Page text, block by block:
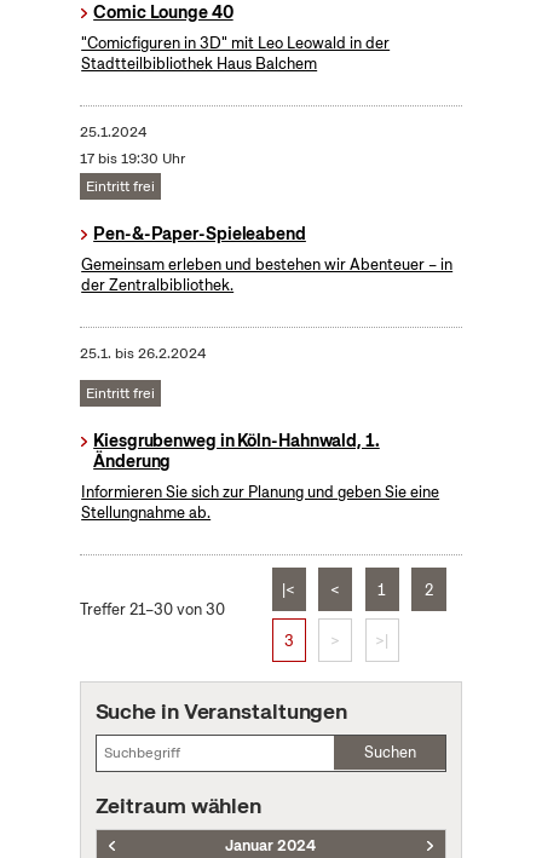
Comic Lounge 40
"Comicfiguren in 3D" mit Leo Leowald in der
Stadtteilbibliothek Haus Balchem
25.1.2024
17 bis 19:30 Uhr
Eintritt frei
Pen-&-Paper-Spieleabend
Gemeinsam erleben und bestehen wir Abenteuer – in
der Zentralbibliothek.
25.1. bis26.2.2024
Eintritt frei
Kiesgrubenweg in Köln-Hahnwald, 1.
Änderung
Informieren Sie sich zur Planung und geben Sie eine
Stellungnahme ab.
Treffer 21–30 von 30
|< < 1 2
3 > >|
Suche in Veranstaltungen
Suchen
Zeitraum wählen
Januar 2024